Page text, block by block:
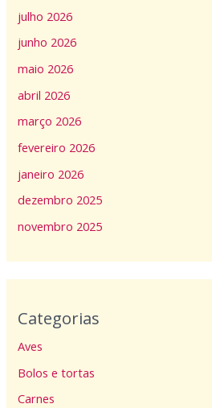
julho 2026
junho 2026
maio 2026
abril 2026
março 2026
fevereiro 2026
janeiro 2026
dezembro 2025
novembro 2025
Categorias
Aves
Bolos e tortas
Carnes